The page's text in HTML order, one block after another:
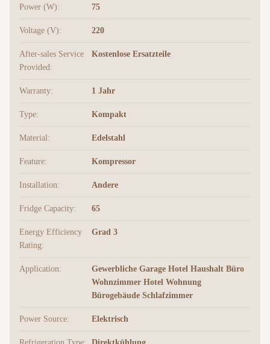
Power (W): 75
Voltage (V): 220
After-sales Service
Provided:
Kostenlose Ersatzteile
Warranty: 1 Jahr
Type: Kompakt
Material: Edelstahl
Feature: Kompressor
Installation: Andere
Fridge Capacity: 65
Energy Efficiency
Rating:
Grad 3
Application:
Gewerbliche Garage Hotel Haushalt Büro
Wohnzimmer Hotel Wohnung
Bürogebäude Schlafzimmer
Power Source: Elektrisch